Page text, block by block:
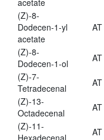
acetate
(Z)-8-
Dodecen-1-yl
acetate
AT
(Z)-8-
Dodecen-1-ol
AT
(Z)-7-
Tetradecenal
AT
(Z)-13-
Octadecenal
AT
(Z)-11-
AT